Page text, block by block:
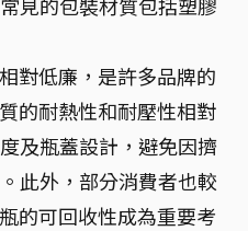
對低廉，是許多品牌的
的耐熱性和耐壓性相對
及瓶蓋設計，避免因擠
此外，部分消費者也較
的可回收性成為重要考